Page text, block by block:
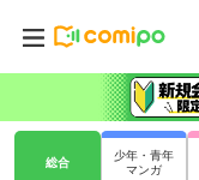
総合
少年・青年
マンガ